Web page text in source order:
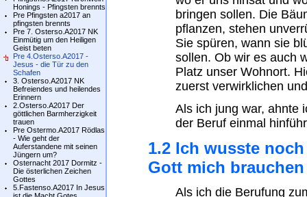
Honings - Pfingsten brennts
Pre Pfingsten a2017 an
pfingsten brennts
Pre 7. Osterso.A2017 NK
Einmütig um den Heiligen
Geist beten
Pre 4.Osterso.A2017 -
Jesus - die Tür zu den
Schafen
3. Osterso.A2017 NK
Befreiendes und heilendes
Erinnern
2.Osterso.A2017 Der
göttlichen Barmherzigkeit
trauen
Pre Ostermo.A2017 Rödlas
- Wie geht der
Auferstandene mit seinen
Jüngern um?
Osternacht 2017 Dormitz -
Die österlichen Zeichen
Gottes
5.Fastenso.A2017 In Jesus
bringen sollen. Die
pflanzen, stehen
Sie spüren, wann sie
sollen. Ob wir es auch
Platz unser Wohnort.
zuerst verwirklichen
Als ich jung war, ahnte
der Beruf einmal
1.2 Ich wusste
Gott mich
Als ich die Berufung